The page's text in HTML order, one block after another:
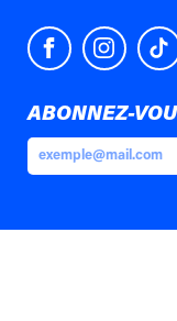
ABONNEZ-